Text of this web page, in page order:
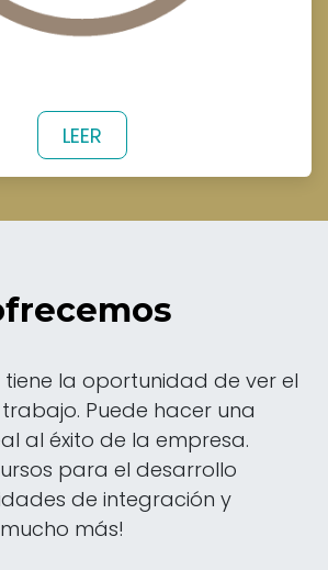
​LEER​​​
la oportunidad de ver el
Puede hacer una
al éxito de la empresa.
para el desarrollo
de integración y
más!